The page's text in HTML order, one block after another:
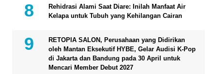
Rehidrasi Alami Saat Diare: Inilah Manfaat Air
Kelapa untuk Tubuh yang Kehilangan Cairan
RETOPIA SALON, Perusahaan yang Didirikan
oleh Mantan Eksekutif HYBE, Gelar Audisi K-Pop
di Jakarta dan Bandung pada 30 April untuk
Mencari Member Debut 2027